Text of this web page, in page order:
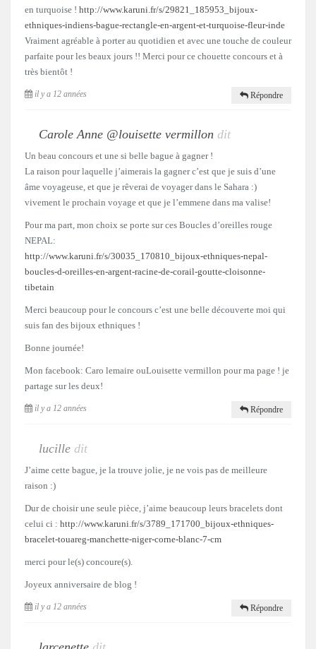
en turquoise ! http://www.karuni.fr/s/29821_185953_bijoux-
ethniques-indiens-bague-rectangle-en-argent-et-turquoise-fleur-inde
Vraiment agréable à porter au quotidien et avec une touche de couleur
parfaite pour les beaux jours !! Merci pour ce chouette concours et à
très bientôt !
il y a 12 années Répondre
Carole Anne @louisette vermillon dit
Un beau concours et une si belle bague à gagner !
La raison pour laquelle j’aimerais la gagner c’est que je suis d’une
âme voyageuse, et que je rêverai de voyager dans le Sahara :)
vivement le prochain voyage et que je l’emmene dans ma valise!
Pour ma part, mon choix se porte sur ces Boucles d’oreilles rouge
NEPAL:
http://www.karuni.fr/s/30035_170810_bijoux-ethniques-nepal-
boucles-d-oreilles-en-argent-racine-de-corail-goutte-cloisonne-
tibetain
Merci beaucoup pour le concours c’est une belle découverte moi qui
suis fan des bijoux ethniques !
Bonne journée!
Mon facebook: Caro lemaire ouLouisette vermillon pour ma page ! je
partage sur les deux!
il y a 12 années Répondre
lucille dit
J’aime cette bague, je la trouve jolie, je ne vois pas de meilleure
raison :)
Dur de choisir une seule pièce, j’aime beaucoup leurs bracelets dont
celui ci : http://www.karuni.fr/s/3789_171700_bijoux-ethniques-
bracelet-touareg-manchette-niger-corne-blanc-7-cm
merci pour le(s) concoure(s).
Joyeux anniversaire de blog !
il y a 12 années Répondre